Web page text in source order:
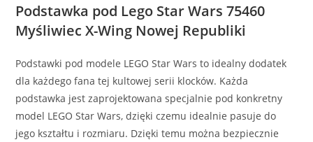
Podstawka pod Lego Star Wars 75460
Myśliwiec X-Wing Nowej Republiki
Podstawki pod modele LEGO Star Wars to idealny dodatek
dla każdego fana tej kultowej serii klocków. Każda
podstawka jest zaprojektowana specjalnie pod konkretny
model LEGO Star Wars, dzięki czemu idealnie pasuje do
jego kształtu i rozmiaru. Dzięki temu można bezpiecznie